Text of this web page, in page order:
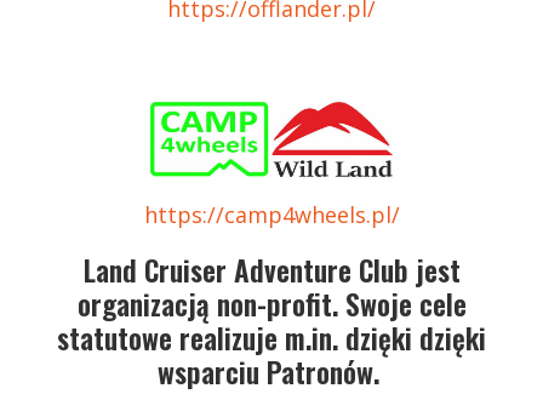
https://offlander.pl/
https://camp4wheels.pl/
Land Cruiser Adventure Club jest
organizacją non-profit. Swoje cele
statutowe realizuje m.in. dzięki dzięki
wsparciu Patronów.